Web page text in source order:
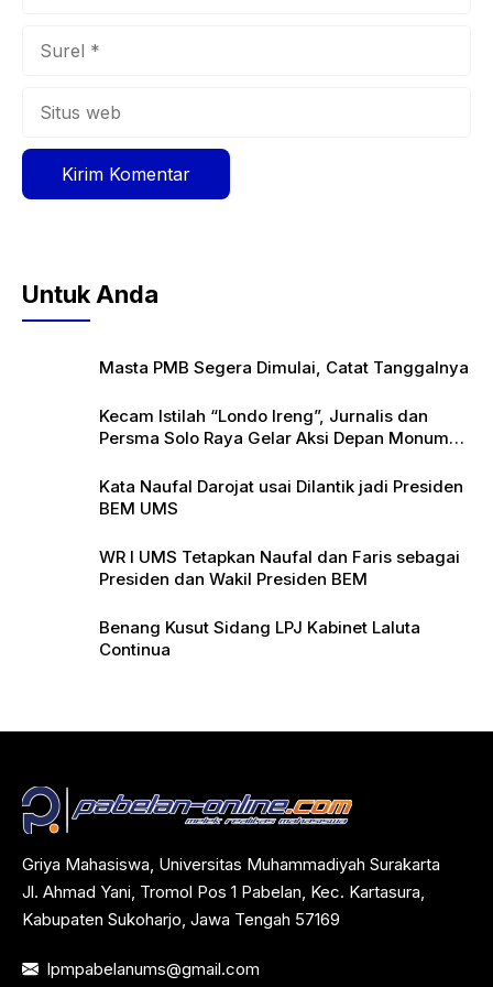
Untuk Anda
Masta PMB Segera Dimulai, Catat Tanggalnya
Kecam Istilah “Londo Ireng”, Jurnalis dan
Persma Solo Raya Gelar Aksi Depan Monumen
Kata Naufal Darojat usai Dilantik jadi Presiden
BEM UMS
WR I UMS Tetapkan Naufal dan Faris sebagai
Presiden dan Wakil Presiden BEM
Benang Kusut Sidang LPJ Kabinet Laluta
Continua
Griya Mahasiswa, Universitas Muhammadiyah Surakarta
Jl. Ahmad Yani, Tromol Pos 1 Pabelan, Kec. Kartasura,
Kabupaten Sukoharjo, Jawa Tengah 57169
lpmpabelanums@gmail.com